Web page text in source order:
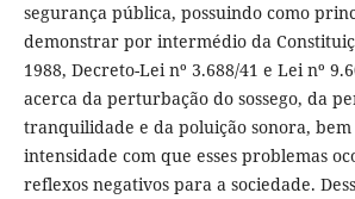
segurança pública, possuindo como
demonstrar por intermédio da
1988, Decreto-Lei nº 3.688/41 e Lei nº
acerca da perturbação do sossego, da
tranquilidade e da poluição sonora, bem
intensidade com que esses problemas
reflexos negativos para a sociedade.